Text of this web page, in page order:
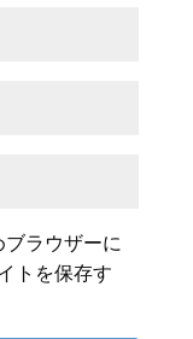
ラウザーに
トを保存す